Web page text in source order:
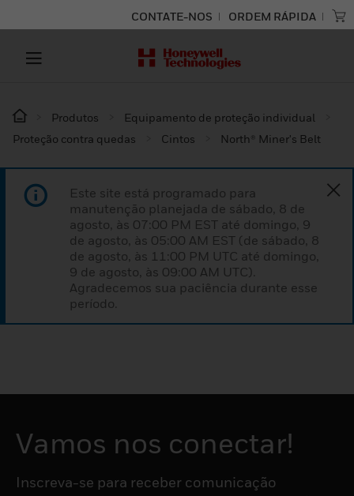
CONTATE-NOS ORDEM RÁPIDA
Produtos
Equipamento de proteção individual
Proteção contra quedas
Cintos North® Miner's Belt
Este site está programado para
manutenção planejada de sábado, 8 de
agosto, às 07:00 PM EST até domingo, 9
de agosto, às 05:00 AM EST (de sábado, 8
de agosto, às 11:00 PM UTC até domingo,
9 de agosto, às 09:00 AM UTC).
Agradecemos sua paciência durante esse
período.
Vamos nos conectar!
Inscreva-se para receber comunicação